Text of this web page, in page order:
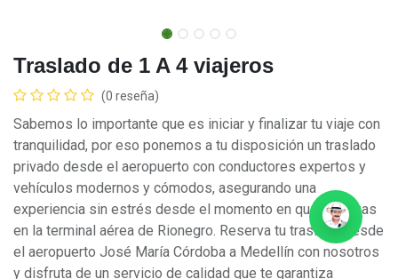
Traslado de 1 A 4 viajeros
(0 reseña)
Sabemos lo importante que es iniciar y finalizar tu viaje con
tranquilidad, por eso ponemos a tu disposición un traslado
privado desde el aeropuerto con conductores expertos y
vehículos modernos y cómodos, asegurando una
experiencia sin estrés desde el momento en que aterrizas
en la terminal aérea de Rionegro. Reserva tu traslado desde
el aeropuerto José María Córdoba a Medellín con nosotros
y disfruta de un servicio de calidad que te garantiza